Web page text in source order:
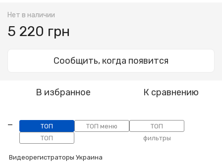
Нет в наличии
5 220 грн
Сообщить, когда появится
В избранное К сравнению
ТОП
категории
ТОП меню
ТОП
фильтры
ТОП
Видеорегистраторы Украина